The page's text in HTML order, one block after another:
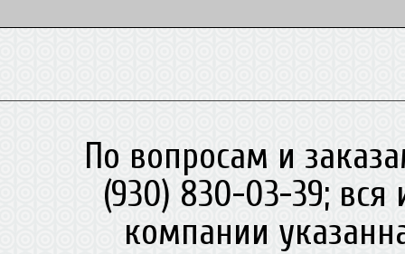
По вопросам и
(930) 830-03-39;
компании